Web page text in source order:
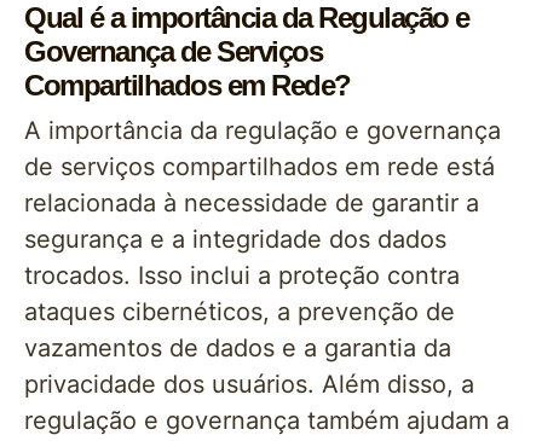
Qual é a importância da Regulação e
Governança de Serviços
Compartilhados em Rede?
A importância da regulação e governança
de serviços compartilhados em rede está
relacionada à necessidade de garantir a
segurança e a integridade dos dados
trocados. Isso inclui a proteção contra
ataques cibernéticos, a prevenção de
vazamentos de dados e a garantia da
privacidade dos usuários. Além disso, a
regulação e governança também ajudam a